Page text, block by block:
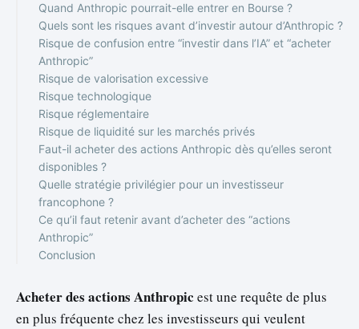
Quand Anthropic pourrait-elle entrer en Bourse ?
Quels sont les risques avant d’investir autour d’Anthropic ?
Risque de confusion entre “investir dans l’IA” et “acheter
Anthropic”
Risque de valorisation excessive
Risque technologique
Risque réglementaire
Risque de liquidité sur les marchés privés
Faut-il acheter des actions Anthropic dès qu’elles seront
disponibles ?
Quelle stratégie privilégier pour un investisseur
francophone ?
Ce qu’il faut retenir avant d’acheter des “actions
Anthropic”
Conclusion
Acheter des actions Anthropic est une requête de plus
en plus fréquente chez les investisseurs qui veulent